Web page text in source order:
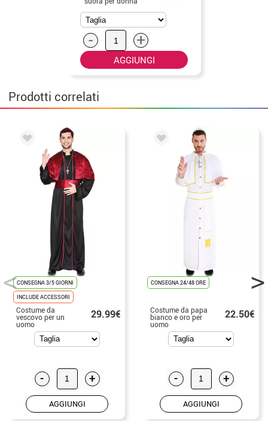
- +
AGGIUNGI
Prodotti correlati
CONSEGNA 3/5 GIORNI
INCLUDE ACCESSORI
Costume da
vescovo per un
uomo
29.99€
- +
AGGIUNGI
CONSEGNA 24/48 ORE
Costume da papa
bianco e oro per
uomo
22.50€
- +
AGGIUNGI